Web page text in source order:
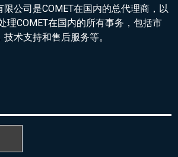
公司是COMET在国内的总代理商，以
理COMET在国内的所有事务，包括市
术支持和售后服务等。